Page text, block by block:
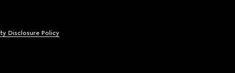
Disclosure Policy